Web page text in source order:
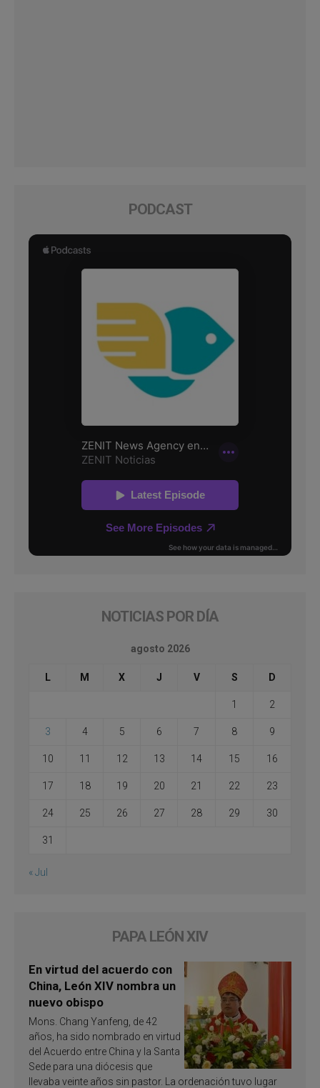
PODCAST
NOTICIAS POR DÍA
agosto 2026
L M X J V S D
1 2
3 4 5 6 7 8 9
10 11 12 13 14 15 16
17 18 19 20 21 22 23
24 25 26 27 28 29 30
31
« Jul
PAPA LEÓN XIV
En virtud del acuerdo con
China, León XIV nombra un
nuevo obispo
Mons. Chang Yanfeng, de 42
años, ha sido nombrado en virtud
del Acuerdo entre China y la Santa
Sede para una diócesis que
llevaba veinte años sin pastor. La ordenación tuvo lugar